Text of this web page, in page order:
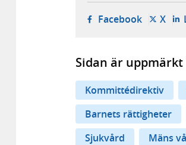
Facebook- öppnas
X-
Sidan är
Kommittédirektiv
Barnets rättigheter
Sjukvård
Mäns